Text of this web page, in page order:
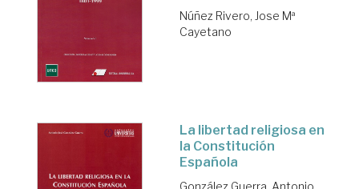
Núñez Rivero, Jose Mª
Cayetano
La libertad religiosa en
la Constitución
Española
González Guerra, Antonio